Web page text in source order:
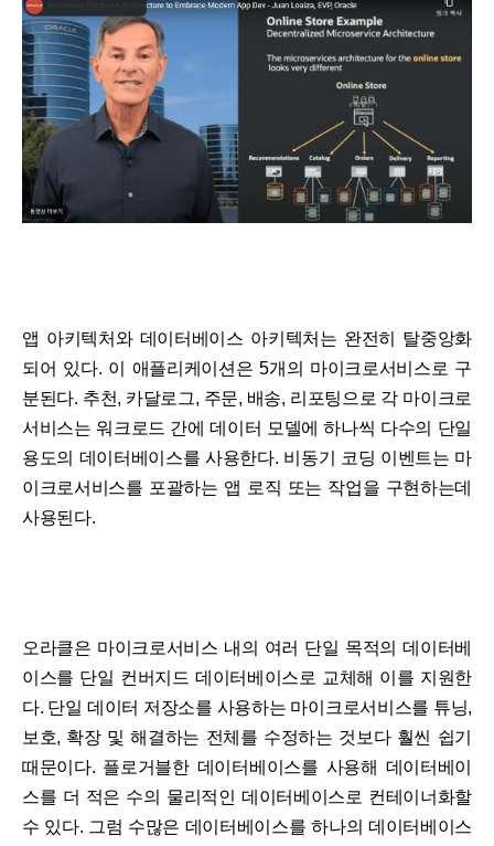
앱 아키텍처와 데이터베이스 아키텍처는 완전히 탈중앙화
되어 있다. 이 애플리케이션은 5개의 마이크로서비스로 구
분된다. 추천, 카달로그, 주문, 배송, 리포팅으로 각 마이크로
서비스는 워크로드 간에 데이터 모델에 하나씩 다수의 단일
용도의 데이터베이스를 사용한다. 비동기 코딩 이벤트는 마
이크로서비스를 포괄하는 앱 로직 또는 작업을 구현하는데
사용된다.
오라클은 마이크로서비스 내의 여러 단일 목적의 데이터베
이스를 단일 컨버지드 데이터베이스로 교체해 이를 지원한
다. 단일 데이터 저장소를 사용하는 마이크로서비스를 튜닝,
보호, 확장 및 해결하는 전체를 수정하는 것보다 훨씬 쉽기
때문이다. 플로거블한 데이터베이스를 사용해 데이터베이
스를 더 적은 수의 물리적인 데이터베이스로 컨테이너화할
수 있다. 그럼 수많은 데이터베이스를 하나의 데이터베이스